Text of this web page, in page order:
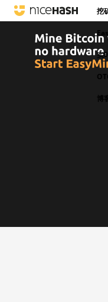
挖
实
博